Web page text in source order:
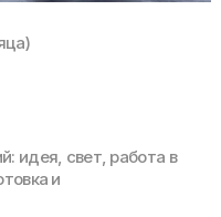
идея, свет, работа в
и